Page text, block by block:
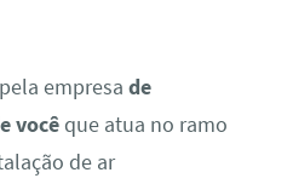
empresa de
vocêque atua no ramo
de ar